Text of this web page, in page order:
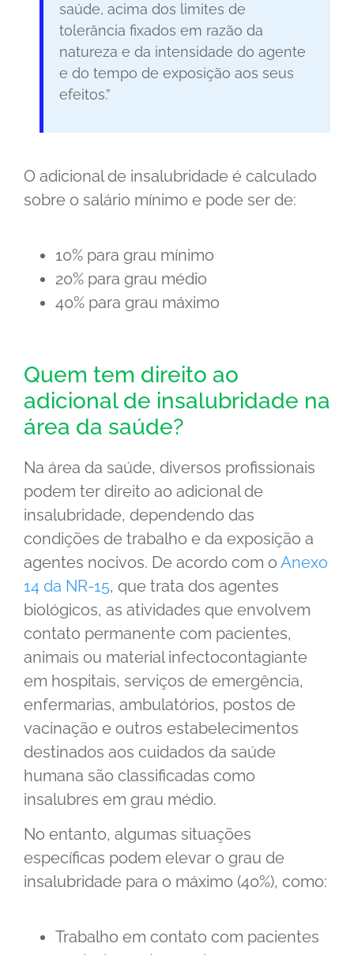
saúde, acima dos limites de
tolerância fixados em razão da
natureza e da intensidade do agente
e do tempo de exposição aos seus
efeitos.”
O adicional de insalubridade é calculado
sobre o salário mínimo e pode ser de:
10% para grau mínimo
20% para grau médio
40% para grau máximo
Quem tem direito ao
adicional de insalubridade na
área da saúde?
Na área da saúde, diversos profissionais
podem ter direito ao adicional de
insalubridade, dependendo das
condições de trabalho e da exposição a
agentes nocivos. De acordo com o Anexo
14 da NR-15, que trata dos agentes
biológicos, as atividades que envolvem
contato permanente com pacientes,
animais ou material infectocontagiante
em hospitais, serviços de emergência,
enfermarias, ambulatórios, postos de
vacinação e outros estabelecimentos
destinados aos cuidados da saúde
humana são classificadas como
insalubres em grau médio.
No entanto, algumas situações
específicas podem elevar o grau de
insalubridade para o máximo (40%), como:
Trabalho em contato com pacientes